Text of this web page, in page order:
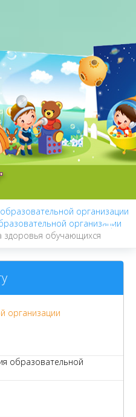
организации
организации
здоровья обучающихся
организации
образовательной